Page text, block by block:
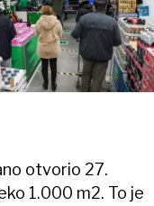
otvorio 27.
1.000 m2. To je